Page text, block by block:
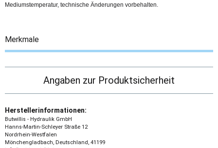
Mediumstemperatur, technische Änderungen vorbehalten.
Merkmale
Angaben zur Produktsicherheit
Herstellerinformationen:
Butwillis - Hydraulik GmbH
Hanns-Martin-Schleyer Straße 12
Nordrhein-Westfalen
Mönchengladbach, Deutschland, 41199